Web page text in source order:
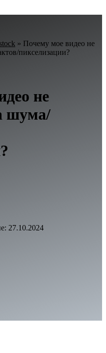
» Почему мое видео не
пикселизации?
не
шума/
27.10.2024